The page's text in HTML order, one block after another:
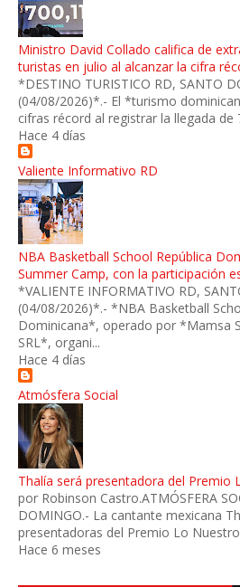
Ministro David Collado califica de
turistas en julio al alcanzar la cifra
*DESTINO TURISTICO RD, SANTO
(04/08/2026)*.- El *turismo
cifras récord al registrar la llegada de
Hace 4 días
Valiente Informativo RD
NBA Basketball School República
Summer Camp, con la participación
*VALIENTE INFORMATIVO RD,
(04/08/2026)*.- *NBA Basketball
Dominicana*, operado por *Mamsa
SRL*, organi...
Hace 4 días
Atmósfera Social
Thalía será presentadora del Premio
por Robinson Castro.ATMÓSFERA
DOMINGO.- La cantante mexicana
presentadoras del Premio Lo
Hace 6 meses